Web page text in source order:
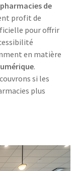
pharmacies de
profit de
pour offrir
en matière
.
si les
plus